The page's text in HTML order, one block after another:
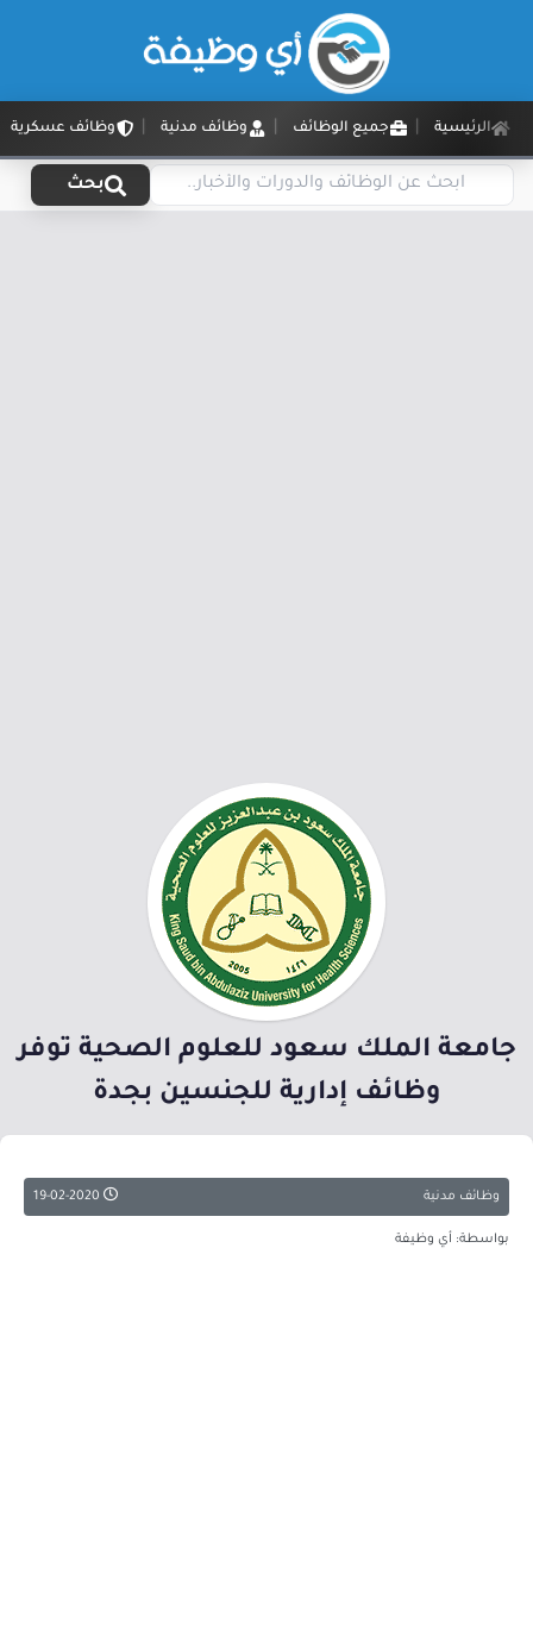
الرئيسية جميع الوظائف وظائف مدنية وظائف عسكرية
بحث
جامعة الملك سعود للعلوم الصحية توفر
وظائف إدارية للجنسين بجدة
وظائف مدنية
بواسطة: أي وظيفة